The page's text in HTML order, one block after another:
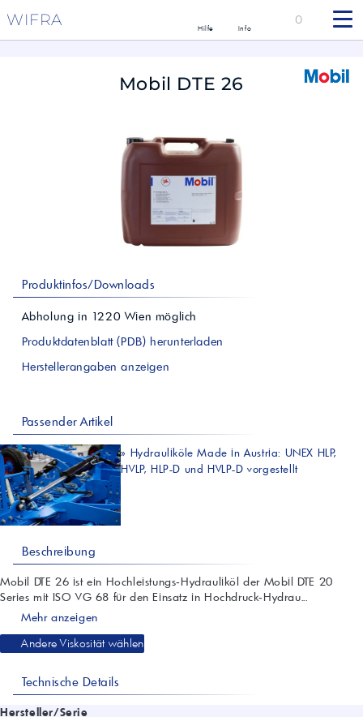
WIFRA Hilfe Info
0
Mobil DTE 26
Produktinfos/Downloads
Abholung in 1220 Wien möglich
Produktdatenblatt (PDB) herunterladen
Herstellerangaben anzeigen
Passender Artikel
» Hydrauliköle Made in Austria: UNEX HLP,
HVLP, HLP-D und HVLP-D vorgestellt
Beschreibung
Mobil DTE 26 ist ein Hochleistungs‑Hydrauliköl der Mobil DTE 20
Series mit ISO VG 68 für den Einsatz in Hochdruck‑Hydrau...
Mehr anzeigen
Andere Viskosität wählen
Technische Details
Hersteller/Serie